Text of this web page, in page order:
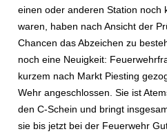
einen oder anderen Station noch
waren, haben nach Ansicht der
Chancen das Abzeichen zu
noch eine Neuigkeit:
kurzem nach Markt Piesting
Wehr angeschlossen. Sie ist
den C-Schein und bringt
sie bis jetzt bei der Feuerwehr